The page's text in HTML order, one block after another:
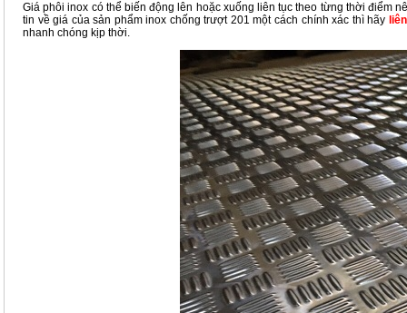
Giá phôi inox có thể biến động lên hoặc xuống liên tục theo từng thời điểm
tin về giá của sản phẩm inox chống trượt 201 một cách chính xác thì hãy
nhanh chóng kịp thời.